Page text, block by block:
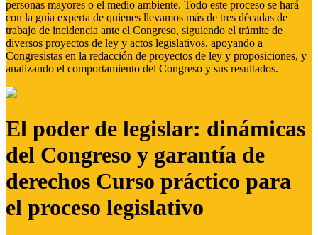
personas mayores o el medio ambiente. Todo este proceso se hará
con la guía experta de quienes llevamos más de tres décadas de
trabajo de incidencia ante el Congreso, siguiendo el trámite de
diversos proyectos de ley y actos legislativos, apoyando a
Congresistas en la redacción de proyectos de ley y proposiciones, y
analizando el comportamiento del Congreso y sus resultados.
El poder de legislar: dinámicas
del Congreso y garantía de
derechos Curso práctico para
el proceso legislativo